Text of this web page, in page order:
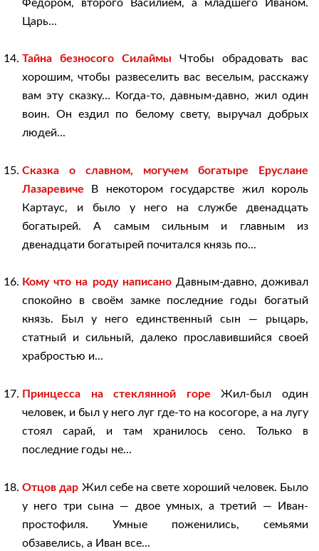
Федором, второго Василием, а младшего Иваном.
Царь...
Тайна безносого Силаймы Чтобы обрадовать вас
хорошим, чтобы развеселить вас веселым, расскажу
вам эту сказку… Когда-то, давным-давно, жил один
воин. Он ездил по белому свету, выручал добрых
людей...
Сказка о славном, могучем богатыре Еруслане
Лазаревиче В некотором государстве жил король
Картаус, и было у него на службе двенадцать
богатырей. А самым сильным и главным из
двенадцати богатырей почитался князь по...
Кому что на pоду написаноДавным-давно, доживал
спокойно в своём замке последние годы богатый
князь. Был у него единственный сын — рыцарь,
статный и сильный, далеко прославившийся своей
храбростью и...
Принцесса на стеклянной горе Жил-был один
человек, и был у него луг где-то на косогоре, а на лугу
стоял сарай, и там хранилось сено. Только в
последние годы не...
Отцов дар Жил себе на свете хороший человек. Было
у него три сына — двое умных, а третий — Иван-
простофиля. Умные поженились, семьями
обзавелись, а Иван все...